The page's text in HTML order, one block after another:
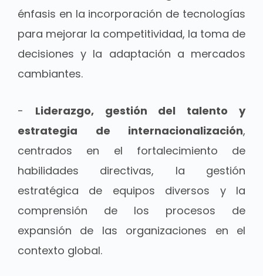
énfasis en la incorporación de tecnologías
para mejorar la competitividad, la toma de
decisiones y la adaptación a mercados
cambiantes.
- Liderazgo, gestión del talento y
estrategia de internacionalización,
centrados en el fortalecimiento de
habilidades directivas, la gestión
estratégica de equipos diversos y la
comprensión de los procesos de
expansión de las organizaciones en el
contexto global.